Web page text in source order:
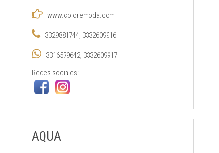
www.coloremoda.com
3329881744, 3332609916
3316579642, 3332609917
Redes sociales:
AQUA